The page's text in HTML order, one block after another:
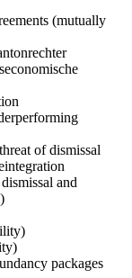
(mutually
of dismissal
and
packages